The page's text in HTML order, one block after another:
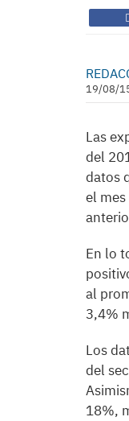
19/08/
Las
del
datos
el
En lo
al
3,4%
Los
del
18%,